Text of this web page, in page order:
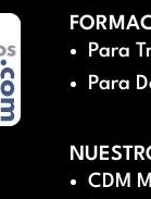
Para
Para
CDM